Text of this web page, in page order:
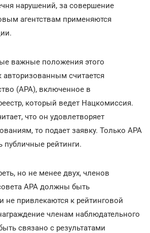
нарушений, за совершение
агентствам применяются
важные положения этого
авторизованным считается
(АРА), включенное в
который ведет Нацкомиссия.
что он удовлетворяет
то подает заявку. Только АРА
публичные рейтинги.
но не менее двух, членов
АРА должны быть
привлекаются к рейтинговой
членам наблюдательного
связано с результатами